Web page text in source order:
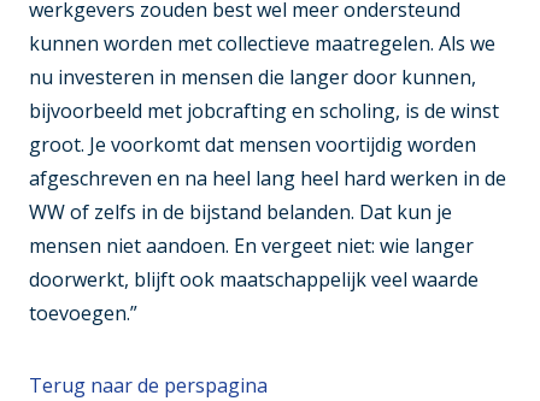
werkgevers zouden best wel meer ondersteund
kunnen worden met collectieve maatregelen. Als we
nu investeren in mensen die langer door kunnen,
bijvoorbeeld met jobcrafting en scholing, is de winst
groot. Je voorkomt dat mensen voortijdig worden
afgeschreven en na heel lang heel hard werken in de
WW of zelfs in de bijstand belanden. Dat kun je
mensen niet aandoen. En vergeet niet: wie langer
doorwerkt, blijft ook maatschappelijk veel waarde
toevoegen.”
Terug naar de perspagina